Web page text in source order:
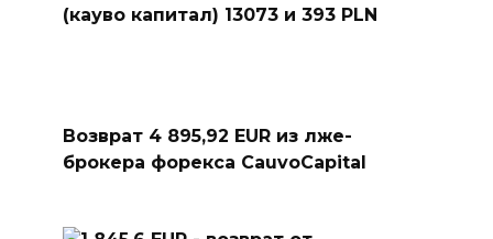
(кауво капитал) 13073 и 393 PLN
Возврат 4 895,92 EUR из лже-
брокера форекса CauvoCapital